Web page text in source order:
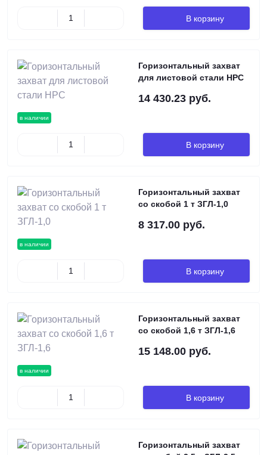
В корзину
в наличии
Горизонтальный захват
для листовой стали HPC
14 430.23 руб.
В корзину
в наличии
Горизонтальный захват
со скобой 1 т ЗГЛ-1,0
8 317.00 руб.
В корзину
в наличии
Горизонтальный захват
со скобой 1,6 т ЗГЛ-1,6
15 148.00 руб.
В корзину
Горизонтальный захват